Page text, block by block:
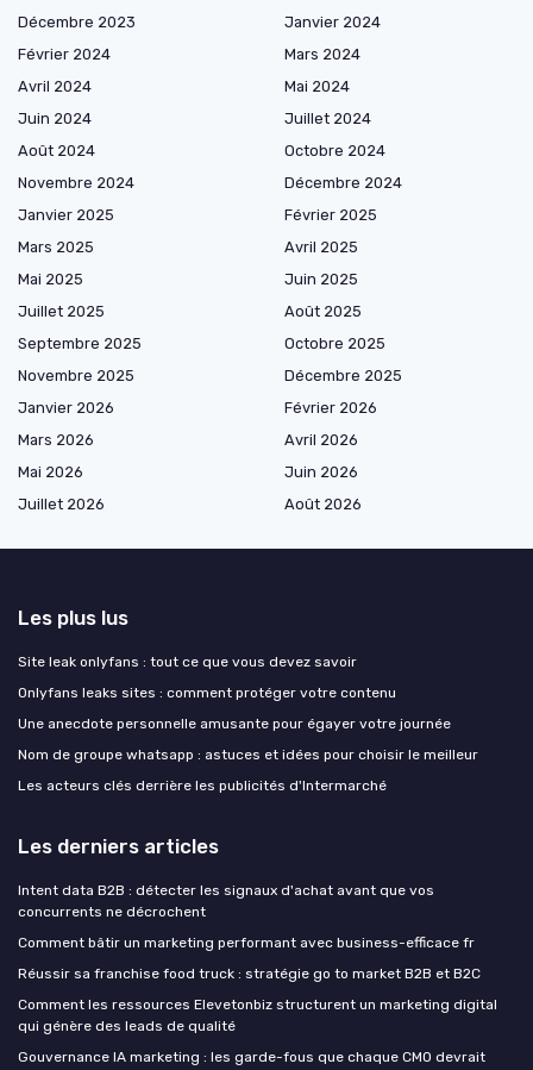
Décembre 2023
Janvier 2024
Février 2024
Mars 2024
Avril 2024
Mai 2024
Juin 2024
Juillet 2024
Août 2024
Octobre 2024
Novembre 2024
Décembre 2024
Janvier 2025
Février 2025
Mars 2025
Avril 2025
Mai 2025
Juin 2025
Juillet 2025
Août 2025
Septembre 2025
Octobre 2025
Novembre 2025
Décembre 2025
Janvier 2026
Février 2026
Mars 2026
Avril 2026
Mai 2026
Juin 2026
Juillet 2026
Août 2026
Les plus lus
Site leak onlyfans : tout ce que vous devez savoir
Onlyfans leaks sites : comment protéger votre contenu
Une anecdote personnelle amusante pour égayer votre journée
Nom de groupe whatsapp : astuces et idées pour choisir le meilleur
Les acteurs clés derrière les publicités d'Intermarché
Les derniers articles
Intent data B2B : détecter les signaux d'achat avant que vos
concurrents ne décrochent
Comment bâtir un marketing performant avec business-efficace fr
Réussir sa franchise food truck : stratégie go to market B2B et B2C
Comment les ressources Elevetonbiz structurent un marketing digital
qui génère des leads de qualité
Gouvernance IA marketing : les garde-fous que chaque CMO devrait